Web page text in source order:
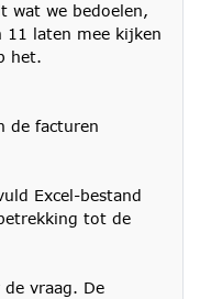
wat we bedoelen,
laten mee kijken
het.
de facturen
Excel-bestand
tot de
vraag. De